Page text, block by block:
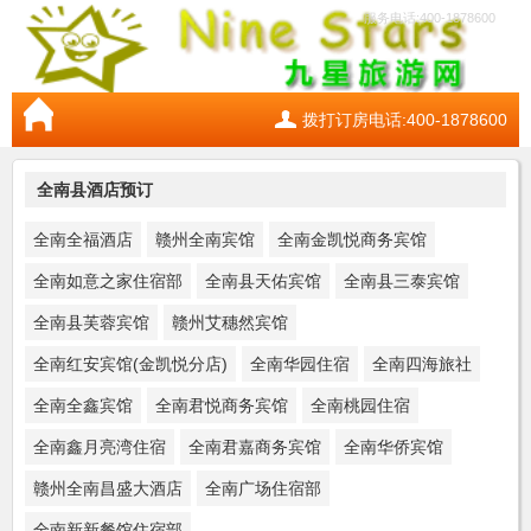
服务电话:400-1878600
拨打订房电话:400-1878600
全南县酒店预订
全南全福酒店 赣州全南宾馆 全南金凯悦商务宾馆
全南如意之家住宿部 全南县天佑宾馆 全南县三泰宾馆
全南县芙蓉宾馆 赣州艾穗然宾馆
全南红安宾馆(金凯悦分店) 全南华园住宿 全南四海旅社
全南全鑫宾馆 全南君悦商务宾馆 全南桃园住宿
全南鑫月亮湾住宿 全南君嘉商务宾馆 全南华侨宾馆
赣州全南昌盛大酒店 全南广场住宿部